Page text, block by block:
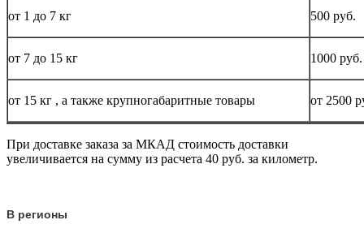
от 1 до 7 кг 500 руб.
от 7 до 15 кг 1000 руб.
от 15 кг , а также крупногабаритные товары от 2500
При доставке заказа за МКАД стоимость доставки
увеличивается на сумму из расчета 40 руб. за километр.
В регионы